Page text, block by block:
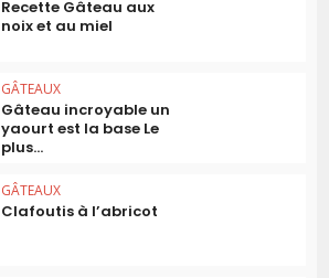
Recette Gâteau aux
noix et au miel
GÂTEAUX
Gâteau incroyable un
yaourt est la base Le
plus...
GÂTEAUX
Clafoutis à l’abricot